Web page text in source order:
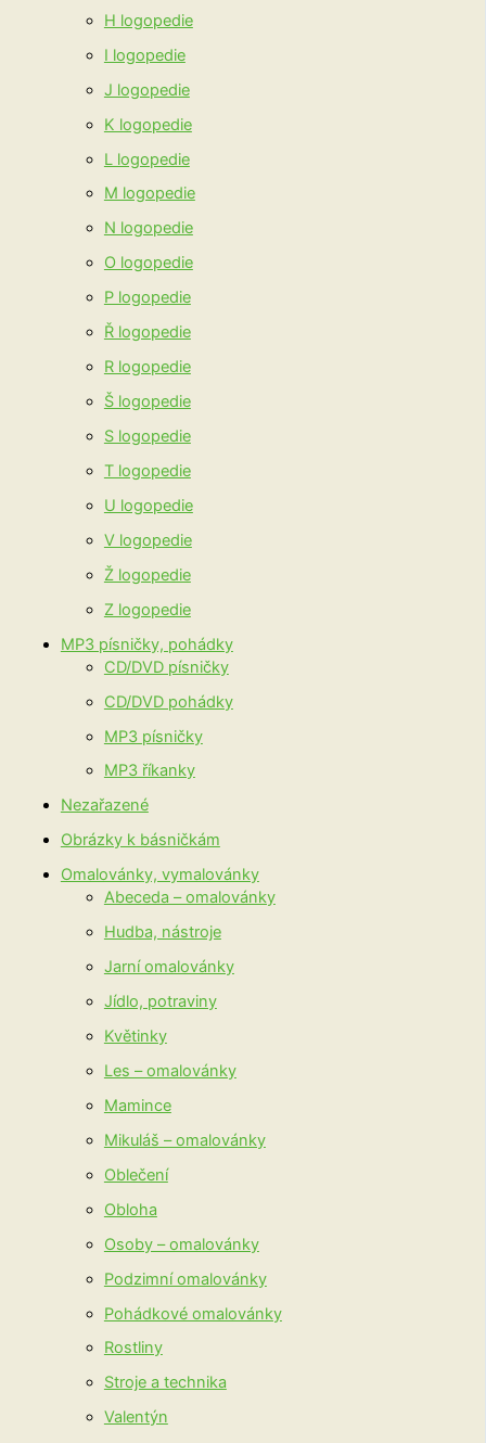
H logopedie
I logopedie
J logopedie
K logopedie
L logopedie
M logopedie
N logopedie
O logopedie
P logopedie
Ř logopedie
R logopedie
Š logopedie
S logopedie
T logopedie
U logopedie
V logopedie
Ž logopedie
Z logopedie
MP3 písničky, pohádky
CD/DVD písničky
CD/DVD pohádky
MP3 písničky
MP3 říkanky
Nezařazené
Obrázky k básničkám
Omalovánky, vymalovánky
Abeceda – omalovánky
Hudba, nástroje
Jarní omalovánky
Jídlo, potraviny
Květinky
Les – omalovánky
Mamince
Mikuláš – omalovánky
Oblečení
Obloha
Osoby – omalovánky
Podzimní omalovánky
Pohádkové omalovánky
Rostliny
Stroje a technika
Valentýn